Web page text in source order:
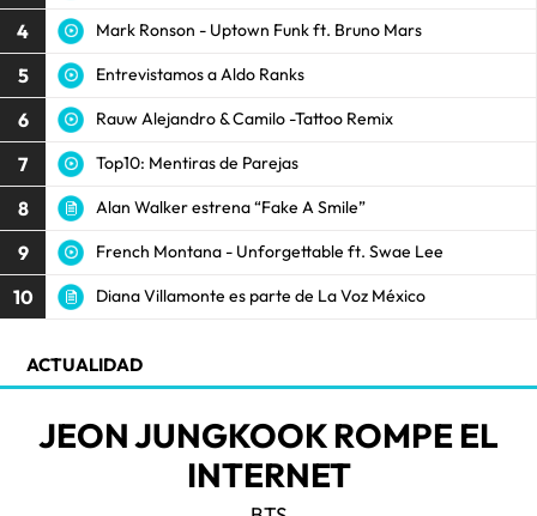
4 Mark Ronson - Uptown Funk ft. Bruno Mars
5 Entrevistamos a Aldo Ranks
6 Rauw Alejandro & Camilo -Tattoo Remix
7 Top10: Mentiras de Parejas
8 Alan Walker estrena “Fake A Smile”
9 French Montana - Unforgettable ft. Swae Lee
10 Diana Villamonte es parte de La Voz México
ACTUALIDAD
JEON JUNGKOOK ROMPE EL
INTERNET